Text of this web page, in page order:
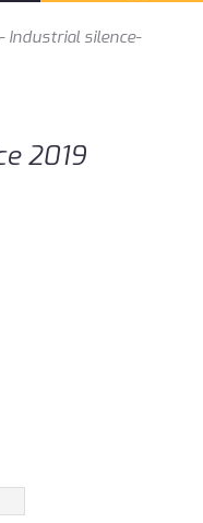
Industrial silence-
2019